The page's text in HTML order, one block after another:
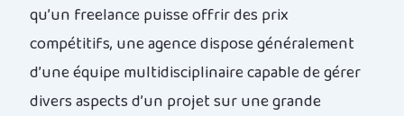
qu’un freelance puisse offrir des prix
compétitifs, une agence dispose généralement
d’une équipe multidisciplinaire capable de gérer
divers aspects d’un projet sur une grande